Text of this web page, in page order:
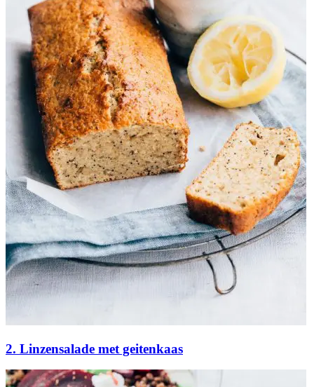
2. Linzensalade met geitenkaas